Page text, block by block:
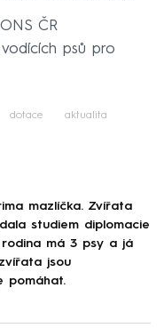
ČR
psů pro
dotace aktualita
mazlíčka. Zvířata
studiem diplomacie
rodina má 3 psy a já
jsou
pomáhat.